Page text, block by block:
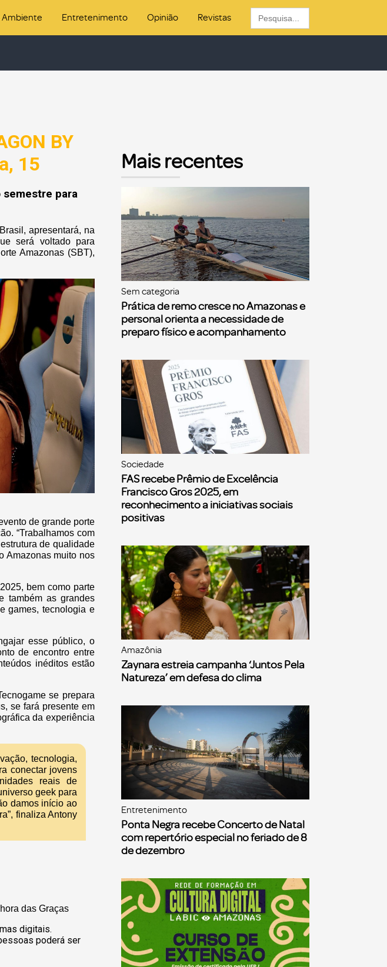
Ambiente Entretenimento Opinião Revistas
Search
for:
BY
15
semestre para
apresentará, na
será voltado para
Amazonas (SBT),
de grande porte
“Trabalhamos com
de qualidade
Amazonas muito nos
bem como parte
também as grandes
games, tecnologia e
esse público, o
de encontro entre
inéditos estão
se prepara
se fará presente em
da experiência
tecnologia,
conectar jovens
reais de
geek para
damos início ao
finaliza Antony
das Graças
digitais.
poderá ser
Mais recentes
Sem categoria
Prática de remo cresce no Amazonas e
personal orienta a necessidade de
preparo físico e acompanhamento
Sociedade
FAS recebe Prêmio de Excelência
Francisco Gros 2025, em
reconhecimento a iniciativas sociais
positivas
Amazônia
Zaynara estreia campanha ‘Juntos Pela
Natureza’ em defesa do clima
Entretenimento
Ponta Negra recebe Concerto de Natal
com repertório especial no feriado de 8
de dezembro